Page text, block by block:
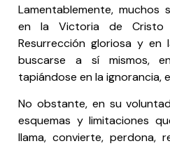
Lamentablemente, muchos
en la Victoria de
Resurrección gloriosa y en
buscarse a sí mismos,
tapiándose en la ignorancia,
No obstante, en su
esquemas y limitaciones
llama, convierte, perdona,